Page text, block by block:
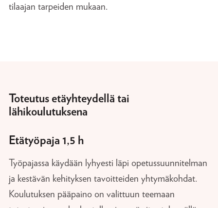
tilaajan tarpeiden mukaan.
Toteutus etäyhteydellä tai
lähikoulutuksena
Etätyöpaja 1,5 h
Työpajassa käydään lyhyesti läpi opetussuunnitelman
ja kestävän kehityksen tavoitteiden yhtymäkohdat.
Koulutuksen pääpaino on valittuun teemaan